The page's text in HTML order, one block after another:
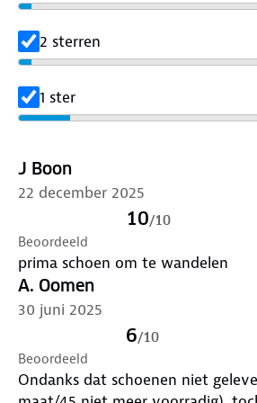
2 sterren
1 ster
J Boon
22 december 2025
10/10
Beoordeeld
prima schoen om te wandelen
A. Oomen
30 juni 2025
6/10
Beoordeeld
Ondanks dat schoenen niet